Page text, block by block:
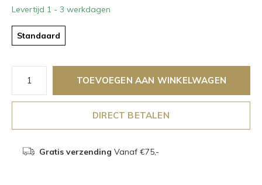
Levertijd 1 - 3 werkdagen
Standaard
TOEVOEGEN AAN WINKELWAGEN
DIRECT BETALEN
Gratis verzending Vanaf €75,-